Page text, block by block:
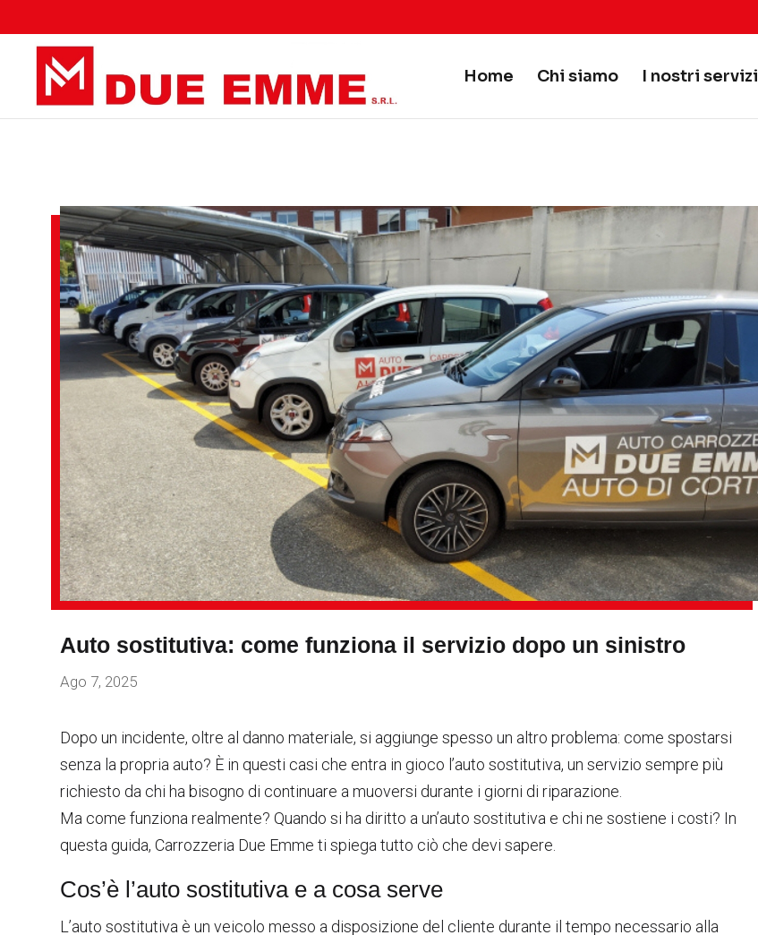
Home Chi siamo I nostri servizi
Auto sostitutiva: come funziona il servizio dopo un sinistro
Ago 7, 2025
Dopo un incidente, oltre al danno materiale, si aggiunge spesso un altro problema: come spostarsi
senza la propria auto? È in questi casi che entra in gioco l’auto sostitutiva, un servizio sempre più
richiesto da chi ha bisogno di continuare a muoversi durante i giorni di riparazione.
Ma come funziona realmente? Quando si ha diritto a un’auto sostitutiva e chi ne sostiene i costi? In
questa guida, Carrozzeria Due Emme ti spiega tutto ciò che devi sapere.
Cos’è l’auto sostitutiva e a cosa serve
L’auto sostitutiva è un veicolo messo a disposizione del cliente durante il tempo necessario alla